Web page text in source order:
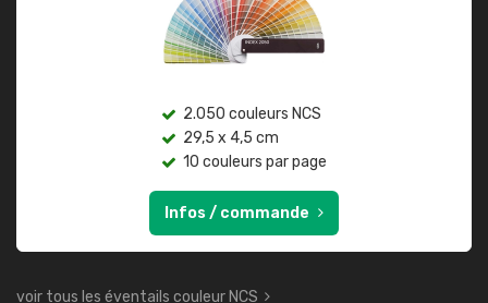
2.050 couleurs NCS
29,5 x 4,5 cm
10 couleurs par page
Infos / commande
voir tous les éventails couleur NCS